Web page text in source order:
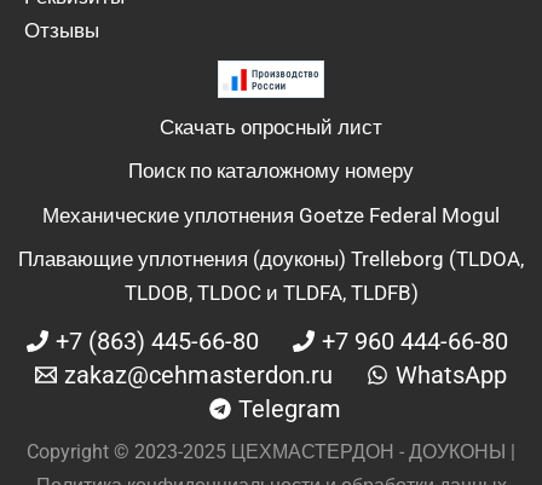
Отзывы
Скачать опросный лист
Поиск по каталожному номеру
Механические уплотнения Goetze Federal Mogul
Плавающие уплотнения (доуконы) Trelleborg (TLDOA,
TLDOB, TLDOC и TLDFA, TLDFB)
+7 (863) 445-66-80
+7 960 444-66-80
zakaz@cehmasterdon.ru
WhatsApp
Telegram
Copyright © 2023-2025 ЦЕХМАСТЕРДОН - ДОУКОНЫ |